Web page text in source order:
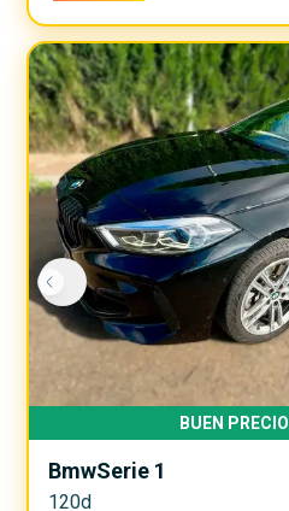
BUEN PRECIO
BmwSerie 1
120d